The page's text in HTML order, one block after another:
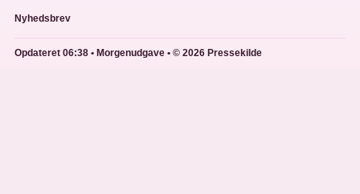
Nyhedsbrev
Opdateret 06:38 • Morgenudgave • © 2026 Pressekilde